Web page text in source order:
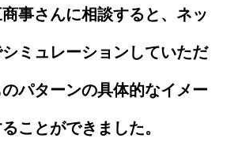
事さんに相談すると、ネッ
シミュレーションしていただ
パターンの具体的なイメー
ことができました。